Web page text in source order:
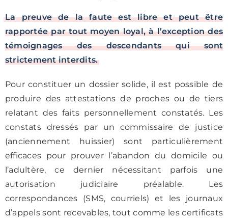
La preuve de la faute est libre et peut être
rapportée par tout moyen loyal, à l’exception des
témoignages des descendants qui sont
strictement interdits.
Pour constituer un dossier solide, il est possible de
produire des attestations de proches ou de tiers
relatant des faits personnellement constatés. Les
constats dressés par un commissaire de justice
(anciennement huissier) sont particulièrement
efficaces pour prouver l’abandon du domicile ou
l’adultère, ce dernier nécessitant parfois une
autorisation judiciaire préalable. Les
correspondances (SMS, courriels) et les journaux
d’appels sont recevables, tout comme les certificats